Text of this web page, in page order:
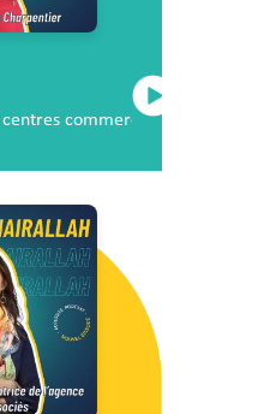
centres commerciaux de demain